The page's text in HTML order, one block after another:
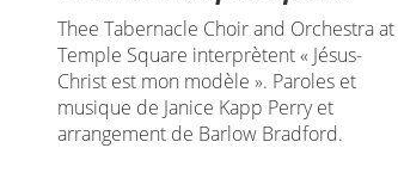
Thee Tabernacle Choir and Orchestra at
Temple Square interprètent « Jésus-
Christ est mon modèle ». Paroles et
musique de Janice Kapp Perry et
arrangement de Barlow Bradford.